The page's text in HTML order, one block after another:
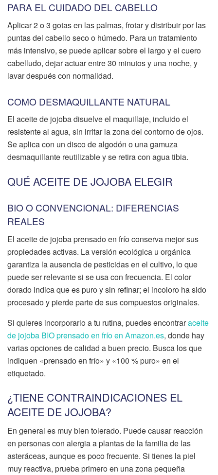
PARA EL CUIDADO DEL CABELLO
Aplicar 2 o 3 gotas en las palmas, frotar y distribuir por las
puntas del cabello seco o húmedo. Para un tratamiento
más intensivo, se puede aplicar sobre el largo y el cuero
cabelludo, dejar actuar entre 30 minutos y una noche, y
lavar después con normalidad.
COMO DESMAQUILLANTE NATURAL
El aceite de jojoba disuelve el maquillaje, incluido el
resistente al agua, sin irritar la zona del contorno de ojos.
Se aplica con un disco de algodón o una gamuza
desmaquillante reutilizable y se retira con agua tibia.
QUÉ ACEITE DE JOJOBA ELEGIR
BIO O CONVENCIONAL: DIFERENCIAS
REALES
El aceite de jojoba prensado en frío conserva mejor sus
propiedades activas. La versión ecológica u orgánica
garantiza la ausencia de pesticidas en el cultivo, lo que
puede ser relevante si se usa con frecuencia. El color
dorado indica que es puro y sin refinar; el incoloro ha sido
procesado y pierde parte de sus compuestos originales.
Si quieres incorporarlo a tu rutina, puedes encontraraceite
de jojoba BIO prensado en frío en Amazon.es, donde hay
varias opciones de calidad a buen precio. Busca los que
indiquen «prensado en frío» y «100 % puro» en el
etiquetado.
¿TIENE CONTRAINDICACIONES EL
ACEITE DE JOJOBA?
En general es muy bien tolerado. Puede causar reacción
en personas con alergia a plantas de la familia de las
asteráceas, aunque es poco frecuente. Si tienes la piel
muy reactiva, prueba primero en una zona pequeña